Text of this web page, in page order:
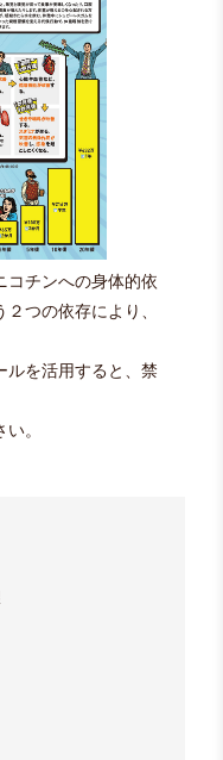
コチンへの身体的依
つの依存により、
ルを活用すると、禁
。